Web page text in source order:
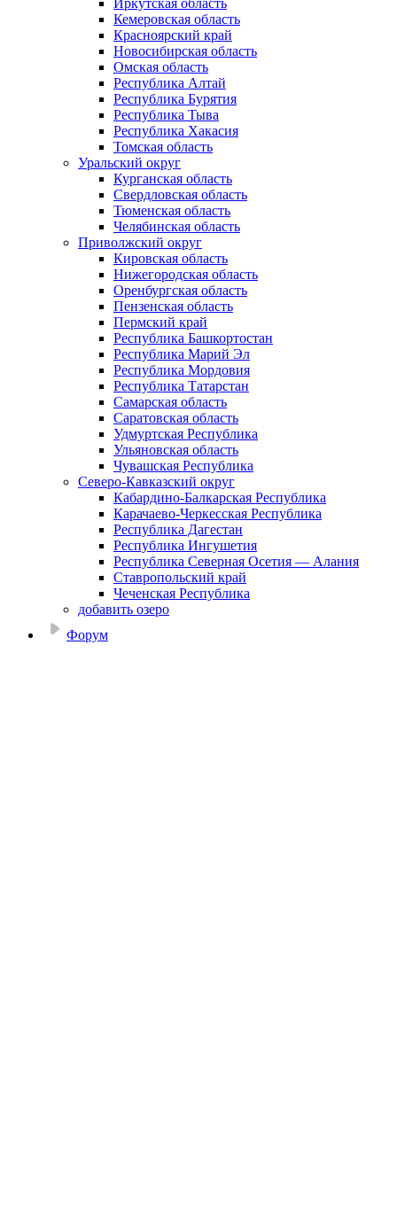
Иркутская область
Кемеровская область
Красноярский край
Новосибирская область
Омская область
Республика Алтай
Республика Бурятия
Республика Тыва
Республика Хакасия
Томская область
Уральский округ
Курганская область
Свердловская область
Тюменская область
Челябинская область
Приволжский округ
Кировская область
Нижегородская область
Оренбургская область
Пензенская область
Пермский край
Республика Башкортостан
Республика Марий Эл
Республика Мордовия
Республика Татарстан
Самарская область
Саратовская область
Удмуртская Республика
Ульяновская область
Чувашская Республика
Северо-Кавказский округ
Кабардино-Балкарская Республика
Карачаево-Черкесская Республика
Республика Дагестан
Республика Ингушетия
Республика Северная Осетия — Алания
Ставропольский край
Чеченская Республика
добавить озеро
Форум